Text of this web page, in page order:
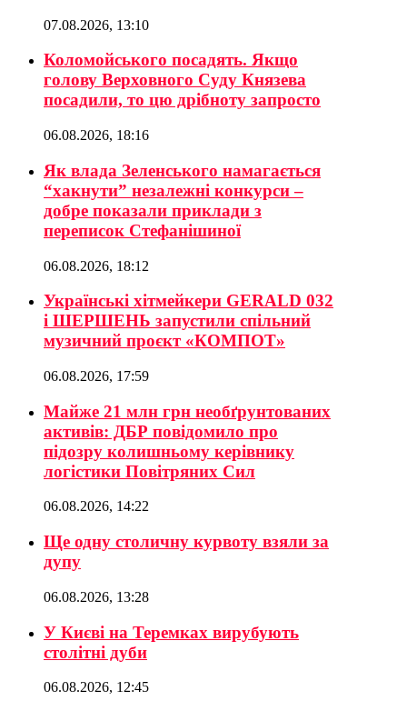
07.08.2026, 13:10
Коломойського посадять. Якщо
голову Верховного Суду Князева
посадили, то цю дрібноту запросто
06.08.2026, 18:16
Як влада Зеленського намагається
“хакнути” незалежні конкурси –
добре показали приклади з
переписок Стефанішиної
06.08.2026, 18:12
Українські хітмейкери GERALD 032
і ШЕРШЕНЬ запустили спільний
музичний проєкт «КОМПОТ»
06.08.2026, 17:59
Майже 21 млн грн необґрунтованих
активів: ДБР повідомило про
підозру колишньому керівнику
логістики Повітряних Сил
06.08.2026, 14:22
Ще одну столичну курвоту взяли за
дупу
06.08.2026, 13:28
У Києві на Теремках вирубують
столітні дуби
06.08.2026, 12:45